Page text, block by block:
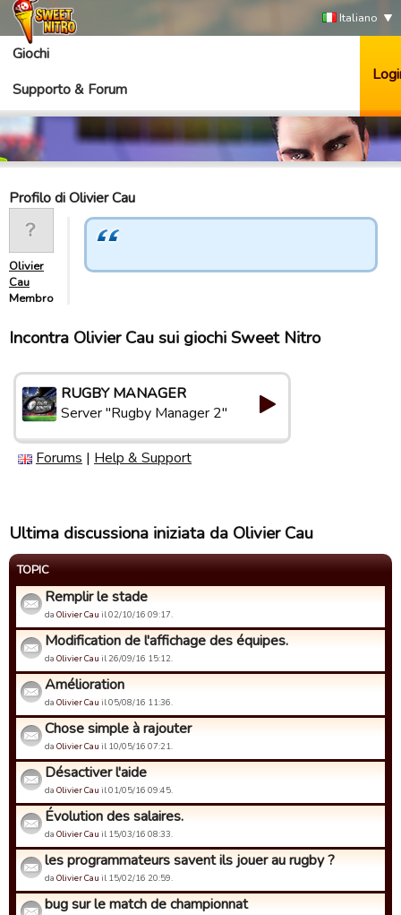
Italiano
Giochi
Supporto & Forum
Profilo di Olivier Cau
Olivier
Cau
Membro
Incontra Olivier Cau sui giochi Sweet Nitro
RUGBY MANAGER
Server "Rugby Manager 2"
Forums | Help & Support
Ultima discussiona iniziata da Olivier Cau
TOPIC
Remplir le stade
da Olivier Cau il 02/10/16 09:17.
Modification de l'affichage des équipes.
da Olivier Cau il 26/09/16 15:12.
Amélioration
da Olivier Cau il 05/08/16 11:36.
Chose simple à rajouter
da Olivier Cau il 10/05/16 07:21.
Désactiver l'aide
da Olivier Cau il 01/05/16 09:45.
Évolution des salaires.
da Olivier Cau il 15/03/16 08:33.
les programmateurs savent ils jouer au rugby ?
da Olivier Cau il 15/02/16 20:59.
bug sur le match de championnat